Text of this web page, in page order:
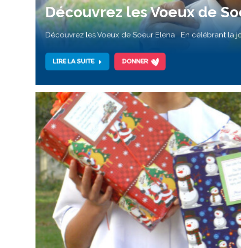
Découvrez les Voeux de
Découvrez les Voeux de Soeur Elena En célébrant
LIRE LA SUITE DONNER